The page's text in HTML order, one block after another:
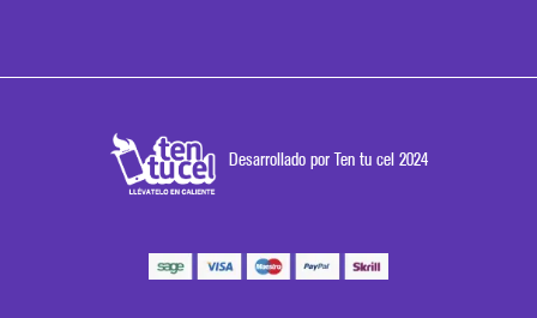
Desarrollado por Ten tu cel 2024